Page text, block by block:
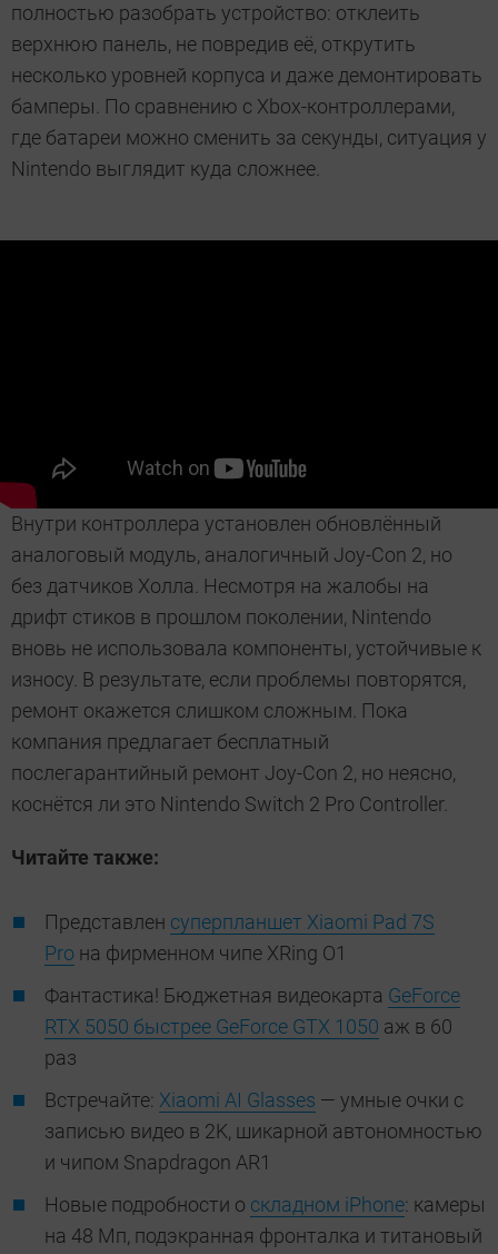
полностью разобрать устройство: отклеить
верхнюю панель, не повредив её, открутить
несколько уровней корпуса и даже демонтировать
бамперы. По сравнению с Xbox-контроллерами,
где батареи можно сменить за секунды, ситуация у
Nintendo выглядит куда сложнее.
Внутри контроллера установлен обновлённый
аналоговый модуль, аналогичный Joy-Con 2, но
без датчиков Холла. Несмотря на жалобы на
дрифт стиков в прошлом поколении, Nintendo
вновь не использовала компоненты, устойчивые к
износу. В результате, если проблемы повторятся,
ремонт окажется слишком сложным. Пока
компания предлагает бесплатный
послегарантийный ремонт Joy-Con 2, но неясно,
коснётся ли это Nintendo Switch 2 Pro Controller.
Читайте также:
Представлен суперпланшет Xiaomi Pad 7S
Pro на фирменном чипе XRing O1
Фантастика! Бюджетная видеокарта GeForce
RTX 5050 быстрее GeForce GTX 1050 аж в 60
раз
Встречайте: Xiaomi AI Glasses — умные очки с
записью видео в 2K, шикарной автономностью
и чипом Snapdragon AR1
Новые подробности о складном iPhone: камеры
на 48 Мп, подэкранная фронталка и титановый